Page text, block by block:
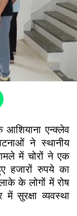
आशियाना एन्क्लेव
ने स्थानीय
में चोरों ने एक
हजारों रुपये का
के लोगों में रोष
सुरक्षा व्यवस्था